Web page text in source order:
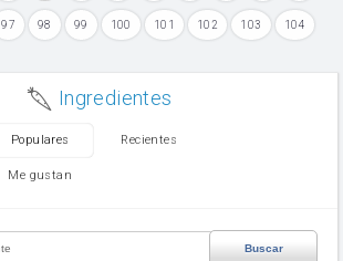
97 98 99 100 101 102 103 104
Ingredientes
Populares Recientes
Me gustan
Buscar